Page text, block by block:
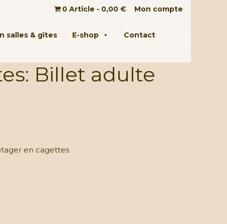
Mon compte
0 Article 0,00 €
salles & gîtes E-shop Contact
Billet adulte
en cagettes